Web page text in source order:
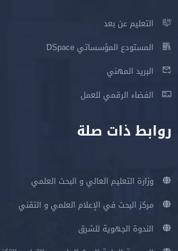
التعليم عن بعد
المستودع المؤسساتي DSpace
البريد المهني
الفضاء الرقمي للعمل
روابط ذات صلة
وزارة التعليم العالي و البحث العلمي
مركز البحث في الإعلام العلمي و التقني
الندوة الجهوية للشرق